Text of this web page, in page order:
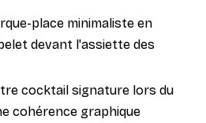
place minimaliste en
devant l'assiette des
cocktail signature lors du
cohérence graphique